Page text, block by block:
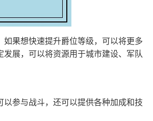
果想快速提升爵位等级，可以将更多
展，可以将资源用于城市建设、军队
参与战斗，还可以提供各种加成和技